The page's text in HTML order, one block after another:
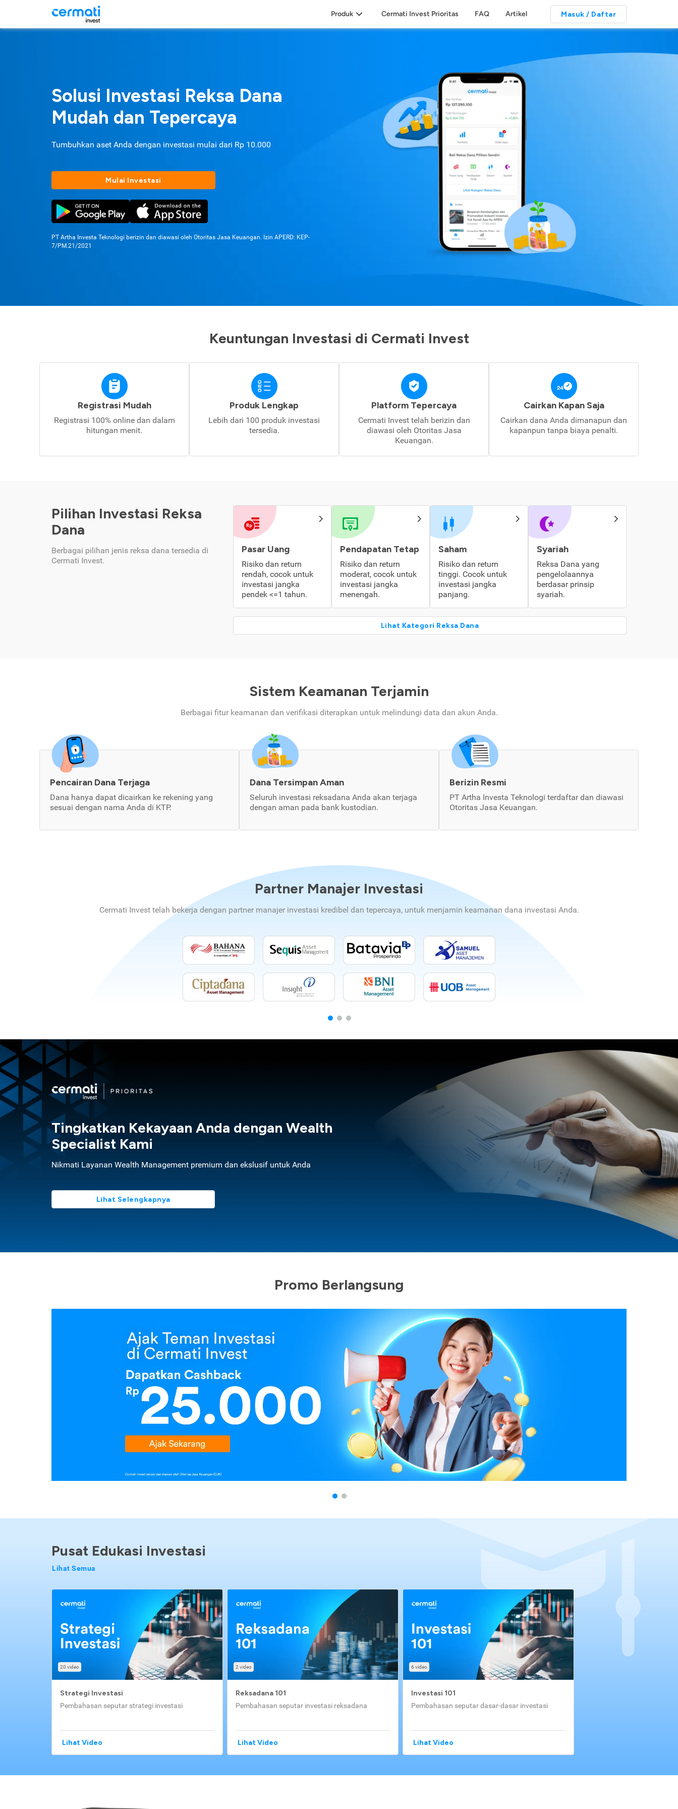
Produk Cermati Invest Prioritas FAQ Artikel Masuk / Daftar
Solusi Investasi Reksa Dana
Mudah dan Tepercaya
Tumbuhkan aset Anda dengan investasi mulai dari Rp 10.000
Mulai Investasi
PT Artha Investa Teknologi berizin dan diawasi oleh Otoritas Jasa Keuangan. Izin APERD: KEP-
7/PM.21/2021
Keuntungan Investasi di Cermati Invest
Registrasi Mudah
Registrasi 100% online dan dalam
hitungan menit.
Produk Lengkap
Lebih dari 100 produk investasi
tersedia.
Platform Tepercaya
Cermati Invest telah berizin dan
diawasi oleh Otoritas Jasa
Keuangan.
Cairkan Kapan Saja
Cairkan dana Anda dimanapun dan
kapanpun tanpa biaya penalti.
Pilihan Investasi Reksa
Dana
Berbagai pilihan jenis reksa dana tersedia di
Cermati Invest.
Pasar Uang
Risiko dan return
rendah, cocok untuk
investasi jangka
pendek <=1 tahun.
Pendapatan Tetap
Risiko dan return
moderat, cocok untuk
investasi jangka
menengah.
Saham
Risiko dan return
tinggi. Cocok untuk
investasi jangka
panjang.
Syariah
Reksa Dana yang
pengelolaannya
berdasar prinsip
syariah.
Lihat Kategori Reksa Dana
Sistem Keamanan Terjamin
Berbagai fitur keamanan dan verifikasi diterapkan untuk melindungi data dan akun Anda.
Pencairan Dana Terjaga
Dana hanya dapat dicairkan ke rekening yang
sesuai dengan nama Anda di KTP.
Dana Tersimpan Aman
Seluruh investasi reksadana Anda akan terjaga
dengan aman pada bank kustodian.
Berizin Resmi
PT Artha Investa Teknologi terdaftar dan diawasi
Otoritas Jasa Keuangan.
Partner Manajer Investasi
Cermati Invest telah bekerja dengan partner manajer investasi kredibel dan tepercaya, untuk menjamin keamanan dana investasi Anda.
Tingkatkan Kekayaan Anda dengan Wealth
Specialist Kami
Nikmati Layanan Wealth Management premium dan ekslusif untuk Anda
Lihat Selengkapnya
Promo Berlangsung
Pusat Edukasi Investasi
Lihat Semua
20 video
Strategi Investasi
Pembahasan seputar strategi investasi
Lihat Video
2 video
Reksadana 101
Pembahasan seputar investasi reksadana
Lihat Video
6 video
Investasi 101
Pembahasan seputar dasar-dasar investasi
Lihat Video